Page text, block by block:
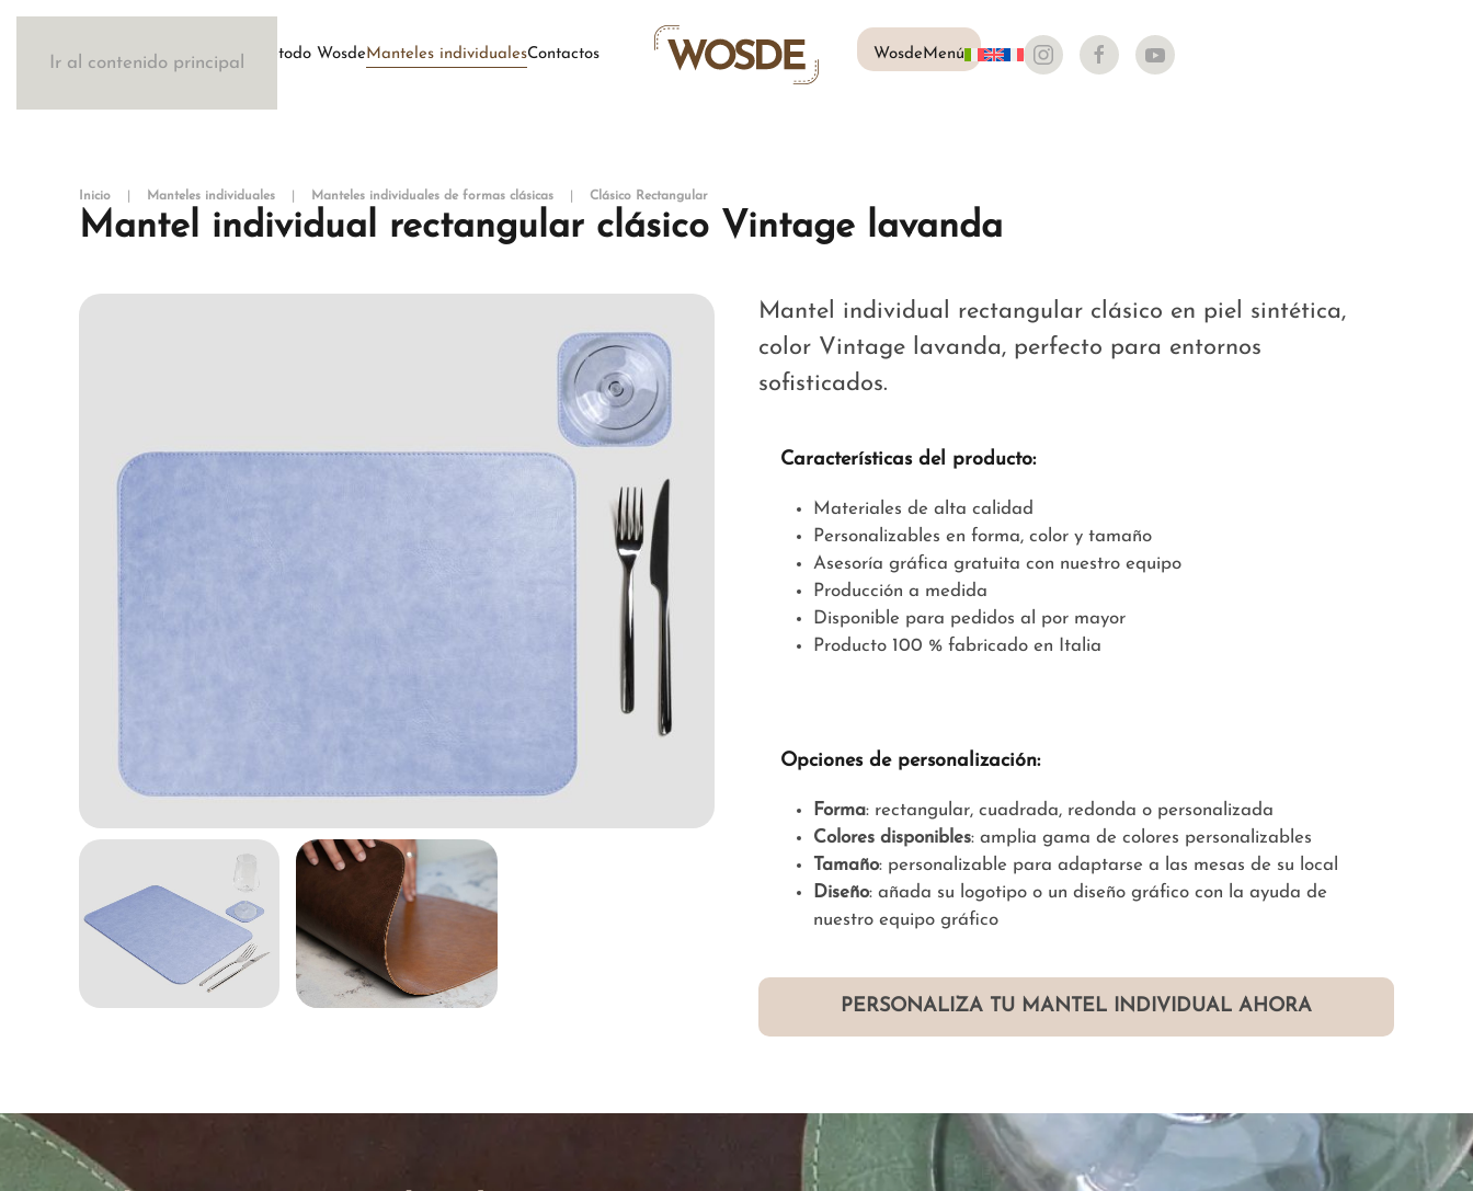
Ir al contenido principal Método WosdeManteles individualesContactos WosdeMenú
Inicio Manteles individuales Manteles individuales de formas clásicas Clásico Rectangular
Mantel individual rectangular clásico Vintage lavanda
Mantel individual rectangular clásico en piel sintética,
color Vintage lavanda, perfecto para entornos
sofisticados.
Características del producto:
Materiales de alta calidad
Personalizables en forma, color y tamaño
Asesoría gráfica gratuita con nuestro equipo
Producción a medida
Disponible para pedidos al por mayor
Producto 100 % fabricado en Italia
Opciones de personalización:
Forma: rectangular, cuadrada, redonda o personalizada
Colores disponibles: amplia gama de colores personalizables
Tamaño: personalizable para adaptarse a las mesas de su local
Diseño: añada su logotipo o un diseño gráfico con la ayuda de
nuestro equipo gráfico
PERSONALIZA TU MANTEL INDIVIDUAL AHORA